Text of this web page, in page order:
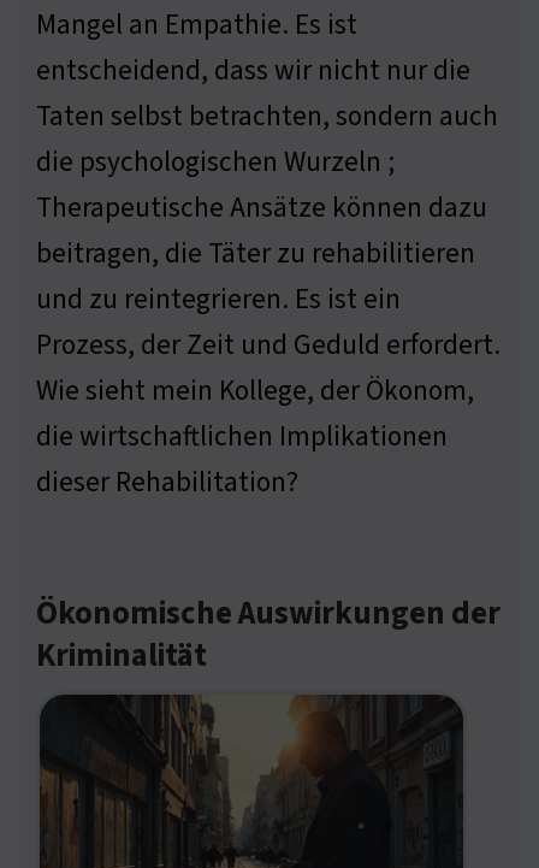
Mangel an Empathie. Es ist
entscheidend, dass wir nicht nur die
Taten selbst betrachten, sondern auch
die psychologischen Wurzeln ;
Therapeutische Ansätze können dazu
beitragen, die Täter zu rehabilitieren
und zu reintegrieren. Es ist ein
Prozess, der Zeit und Geduld erfordert.
Wie sieht mein Kollege, der Ökonom,
die wirtschaftlichen Implikationen
dieser Rehabilitation?
Ökonomische Auswirkungen der
Kriminalität